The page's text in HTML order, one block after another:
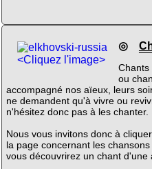
<Cliquez l'image>
◎
Chants
ou
accompagné nos aïeux, leurs
ne demandent qu'à vivre ou
n'hésitez donc pas à les chanter.
Nous vous invitons donc à
la page concernant les chansons
vous découvrirez un chant d'une